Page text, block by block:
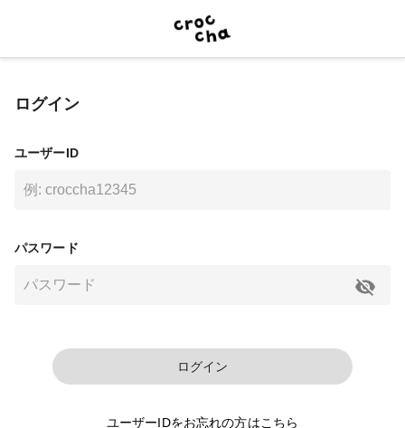
ログイン
ユーザーID
パスワード
ログイン
ユーザーIDをお忘れの方はこちら